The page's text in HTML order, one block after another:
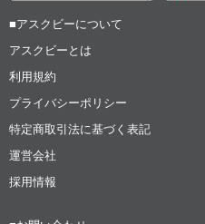
■アスクビーについて
アスクビーとは
利用規約
プライバシーポリシー
特定商取引法に基づく表記
運営会社
採用情報